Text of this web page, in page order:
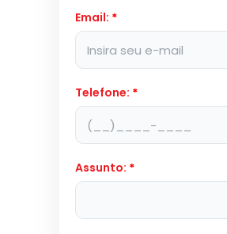
Email: *
Telefone: *
Assunto: *